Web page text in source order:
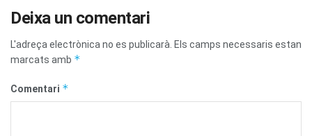
Deixa un comentari
L'adreça electrònica no es publicarà. Els camps necessaris estan
marcats amb *
Comentari *